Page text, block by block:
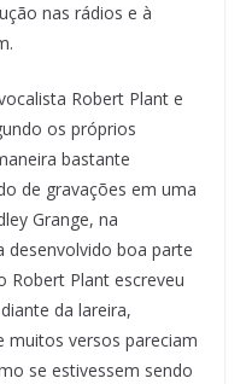
nas rádios e à
Robert Plant e
os próprios
bastante
de gravações em uma
Grange, na
desenvolvido boa parte
Robert Plant escreveu
da lareira,
versos pareciam
se estivessem sendo